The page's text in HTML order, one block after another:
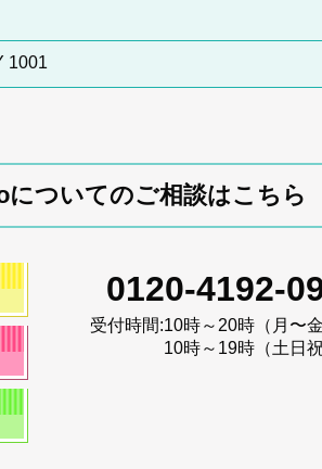
1001
についてのご相談はこちら
0120-4192-
受付時間:10時～20時（月〜金
10時～19時（土日祝